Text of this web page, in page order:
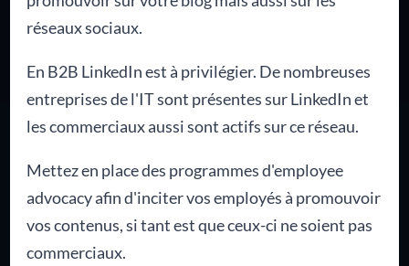
réseaux sociaux.
En B2B LinkedIn est à privilégier. De nombreuses
entreprises de l'IT sont présentes sur LinkedIn et
les commerciaux aussi sont actifs sur ce réseau.
Mettez en place des programmes d'employee
advocacy afin d'inciter vos employés à promouvoir
vos contenus, si tant est que ceux-ci ne soient pas
commerciaux.